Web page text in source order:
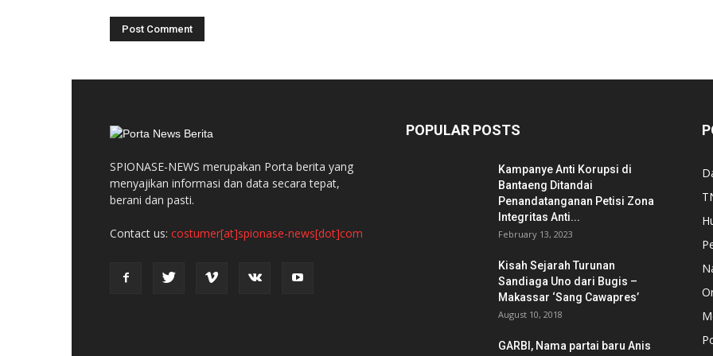
SPIONASE-NEWS merupakan Porta berita yang
menyajikan informasi dan data secara tepat,
berani dan pasti.
Contact us: costumer[at]spionase-news[dot]com
POPULAR POSTS
Kampanye Anti Korupsi di
Bantaeng Ditandai
Penandatanganan Petisi Zona
Integritas Anti...
February 13, 2023
Kisah Sejarah Turunan
Sandiaga Uno dari Bugis –
Makassar ‘Sang Cawapres’
August 10, 2018
GARBI, Nama partai baru Anis